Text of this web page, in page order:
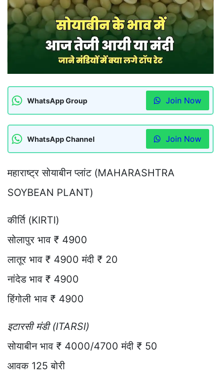
WhatsApp Group Join Now
WhatsApp Channel Join Now
महाराष्ट्र सोयाबीन प्लांट (MAHARASHTRA
SOYBEAN PLANT)
कीर्ति (KIRTI)
सोलापुर भाव ₹ 4900
लातूर भाव ₹ 4900 मंदी ₹ 20
नांदेड भाव ₹ 4900
हिंगोली भाव ₹ 4900
इटारसी मंडी (ITARSI)
सोयाबीन भाव ₹ 4000/4700 मंदी ₹ 50
आवक 125 बोरी